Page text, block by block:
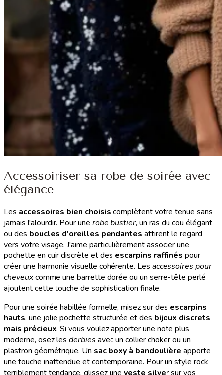
Accessoiriser sa robe de soirée avec
élégance
Les accessoires bien choisis complètent votre tenue sans
jamais l'alourdir. Pour une robe bustier, un ras du cou élégant
ou des boucles d'oreilles pendantes attirent le regard
vers votre visage. J'aime particulièrement associer une
pochette en cuir discrète et des escarpins raffinés pour
créer une harmonie visuelle cohérente. Les accessoires pour
cheveuxcomme une barrette dorée ou un serre-tête perlé
ajoutent cette touche de sophistication finale.
Pour une soirée habillée formelle, misez sur des escarpins
hauts, une jolie pochette structurée et des bijoux discrets
mais précieux. Si vous voulez apporter une note plus
moderne, osez les derbies avec un collier choker ou un
plastron géométrique. Un sac boxy à bandoulière apporte
une touche inattendue et contemporaine. Pour un style rock
terriblement tendance, glissez une veste silversur vos